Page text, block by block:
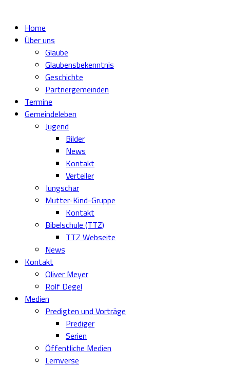
Home
Über uns
Glaube
Glaubensbekenntnis
Geschichte
Partnergemeinden
Termine
Gemeindeleben
Jugend
Bilder
News
Kontakt
Verteiler
Jungschar
Mutter-Kind-Gruppe
Kontakt
Bibelschule (TTZ)
TTZ Webseite
News
Kontakt
Oliver Meyer
Rolf Degel
Medien
Predigten und Vorträge
Prediger
Serien
Öffentliche Medien
Lernverse